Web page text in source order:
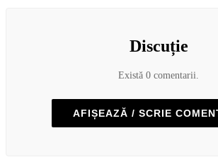
Discuție
Există 0 comentarii.
AFIȘEAZĂ / SCRIE